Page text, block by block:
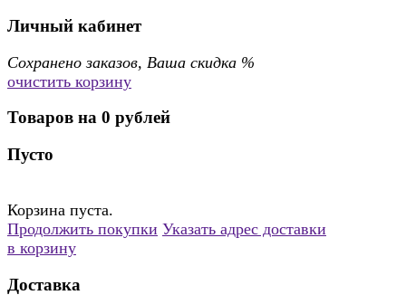
Личный кабинет
Сохраненозаказов, Ваша скидка %
очистить корзину
Товаров на 0 рублей
Пусто
Корзина пуста.
Продолжить покупки Указать адрес доставки
в корзину
Доставка